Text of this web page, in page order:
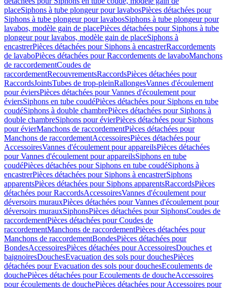
placeSiphons à tube plongeur pour lavabosPièces détachées pour
Siphons à tube plongeur pour lavabosSiphons à tube plongeur pour
lavabos, modèle gain de placePièces détachées pour Siphons à tube
plongeur pour lavabos, modèle gain de placeSiphons à
encastrerPièces détachées pour Siphons à encastrerRaccordements
de lavaboPièces détachées pour Raccordements de lavaboManchons
de raccordementCoudes de
raccordementRecouvrementsRaccordsPièces détachées pour
RaccordsJointsTubes de trop-pleinRallongesVannes d'écoulement
pour éviersPièces détachées pour Vannes d'écoulement pour
éviersSiphons en tube coudéPièces détachées pour Siphons en tube
coudéSiphons à double chambrePièces détachées pour Siphons à
double chambreSiphons pour évierPièces détachées pour Siphons
pour évierManchons de raccordementPièces détachées pour
Manchons de raccordementAccessoiresPièces détachées pour
AccessoiresVannes d'écoulement pour appareilsPièces détachées
pour Vannes d'écoulement pour appareilsSiphons en tube
coudéPièces détachées pour Siphons en tube coudéSiphons à
encastrerPièces détachées pour Siphons à encastrerSiphons
apparentsPièces détachées pour Siphons apparentsRaccordsPièces
détachées pour RaccordsAccessoiresVannes d'écoulement pour
déversoirs murauxPièces détachées pour Vannes d'écoulement pour
déversoirs murauxSiphonsPièces détachées pour SiphonsCoudes de
raccordementPièces détachées pour Coudes de
raccordementManchons de raccordementPièces détachées pour
Manchons de raccordementBondesPièces détachées pour
BondesAccessoiresPièces détachées pour AccessoiresDouches et
baignoiresDouchesEvacuation des sols pour douchesPièces
détachées pour Evacuation des sols pour douchesEcoulements de
douchePièces détachées pour Ecoulements de doucheAccessoires
pour écoulements de douchePièces détachées pour Accessoires pour